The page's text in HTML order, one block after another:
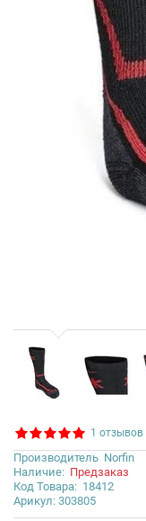
1 отзывов
Производитель Norfin
Наличие: Предзаказ
Код Товара: 18412
Арикул: 303805